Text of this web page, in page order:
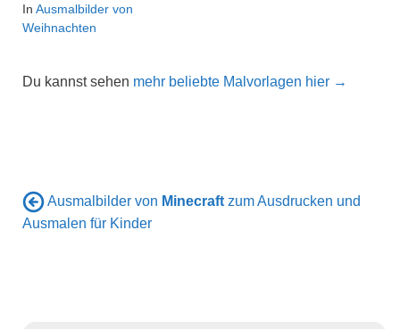
In Ausmalbilder von
Weihnachten
Du kannst sehen mehr beliebte Malvorlagen hier →
Ausmalbilder von Minecraft zum Ausdrucken und
Ausmalen für Kinder